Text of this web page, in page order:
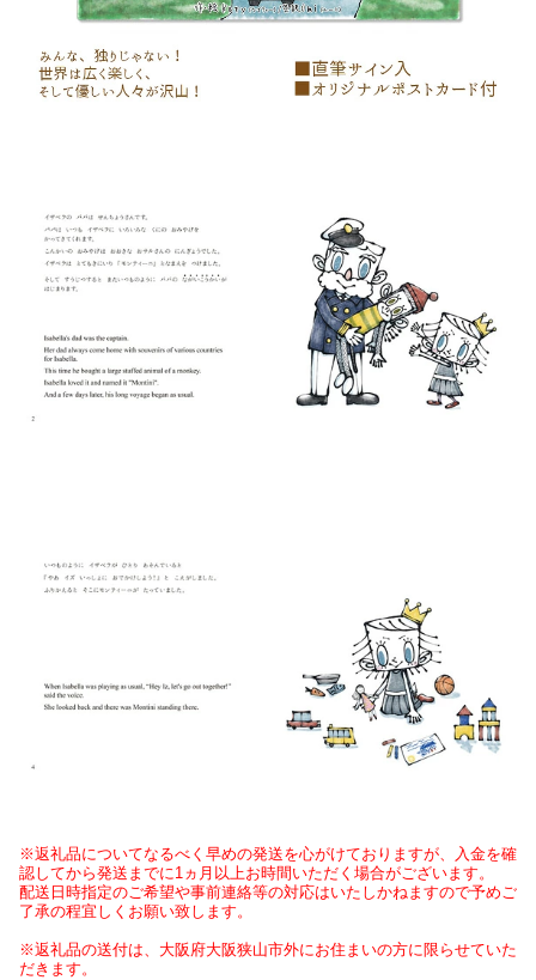
※返礼品についてなるべく早めの発送を心がけておりますが、入金を確
認してから発送までに1ヵ月以上お時間いただく場合がございます。
配送日時指定のご希望や事前連絡等の対応はいたしかねますので予めご
了承の程宜しくお願い致します。
※返礼品の送付は、大阪府大阪狭山市外にお住まいの方に限らせていた
だきます。